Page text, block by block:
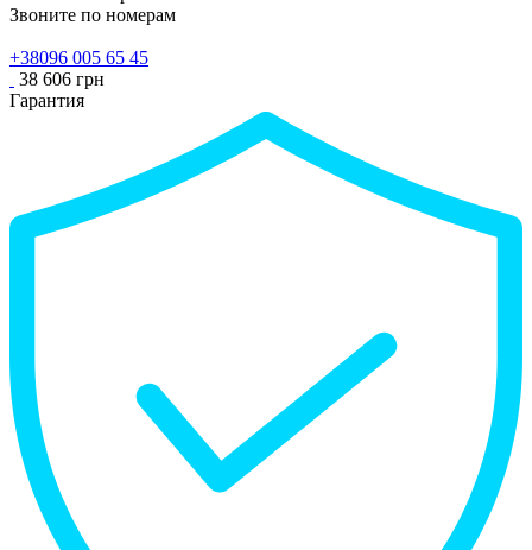
Звоните по номерам
+38096 005 65 45
38 606 грн
Гарантия